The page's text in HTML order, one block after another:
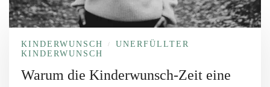
KINDERWUNSCH /
UNERFÜLLTER
KINDERWUNSCH
Warum die Kinderwunsch-Zeit eine